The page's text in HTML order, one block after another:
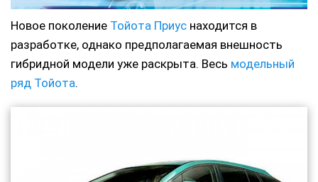
Новое поколение Тойота Приус находится в
разработке, однако предполагаемая внешность
гибридной модели уже раскрыта. Весь модельный
ряд Тойота.